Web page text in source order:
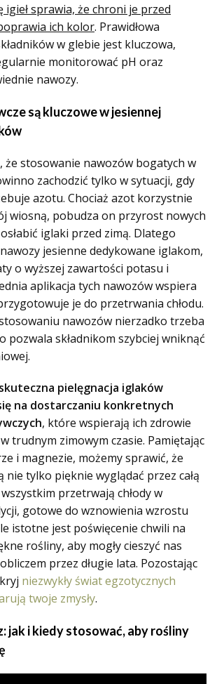
igieł sprawia, że chroni je przed
ich kolor. Prawidłowa
w glebie jest kluczowa,
monitorować pH oraz
nawozy.
są kluczowe w jesiennej
że stosowanie nawozów bogatych w
zachodzić tylko w sytuacji, gdy
azotu. Chociaż azot korzystnie
wiosną, pobudza on przyrost nowych
iglaki przed zimą. Dlatego
jesienne dedykowane iglakom,
o wyższej zawartości potasu i
aplikacja tych nawozów wspiera
je do przetrwania chłodu.
nawozów nierzadko trzeba
pozwala składnikom szybciej wniknąć
skuteczna pielęgnacja iglaków
na dostarczaniu konkretnych
, które wspierają ich zdrowie
trudnym zimowym czasie. Pamiętając
i magnezie, możemy sprawić, że
nie tylko pięknie wyglądać przez całą
przetrwają chłody w
gotowe do wznowienia wzrostu
istotne jest poświęcenie chwili na
rośliny, aby mogły cieszyć nas
przez długie lata. Pozostając
niezwykły świat egzotycznych
twoje zmysły.
jak i kiedy stosować, aby rośliny